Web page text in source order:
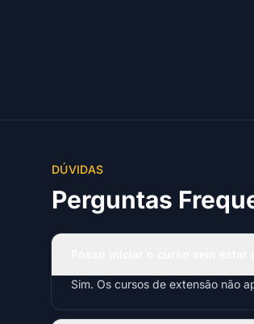
DÚVIDAS
Perguntas
Sim. Os cursos de extensão não